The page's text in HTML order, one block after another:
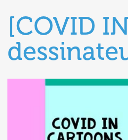
[COVID